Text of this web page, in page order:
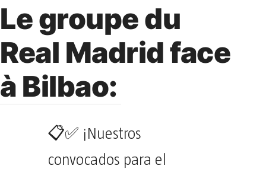
Le groupe du
Real Madrid face
à Bilbao:
📋✅ ¡Nuestros
convocados para el